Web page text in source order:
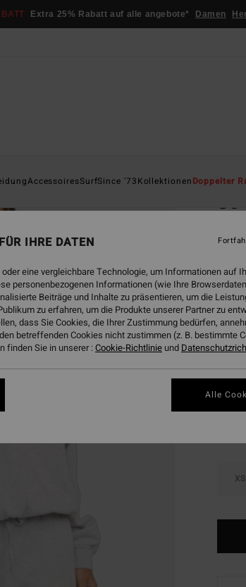
Extra 25% Rabatt auf alle angebote* Damen
AccessoiresSurfSince '73KollektionenDoppelter
€
€
SALE
XS
IHRE DATEN
eine vergleichbare Technologie, um Informationen auf
personenbezogenen Informationen (wie Ihre
Beiträge und Inhalte zu präsentieren, um die
zu erfahren, um die Produkte unserer Partner zu
dass Sie Cookies, die Ihrer Zustimmung bedürfen,
betreffenden Cookies nicht zustimmen (z. B. bestimmte
finden Sie in unserer :Cookie-Richtlinie und
Alle